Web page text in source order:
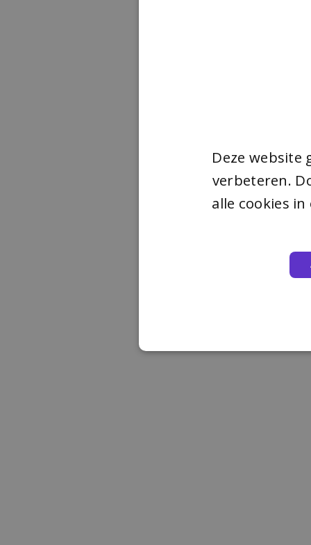
Deze
verbeteren.
alle cookies